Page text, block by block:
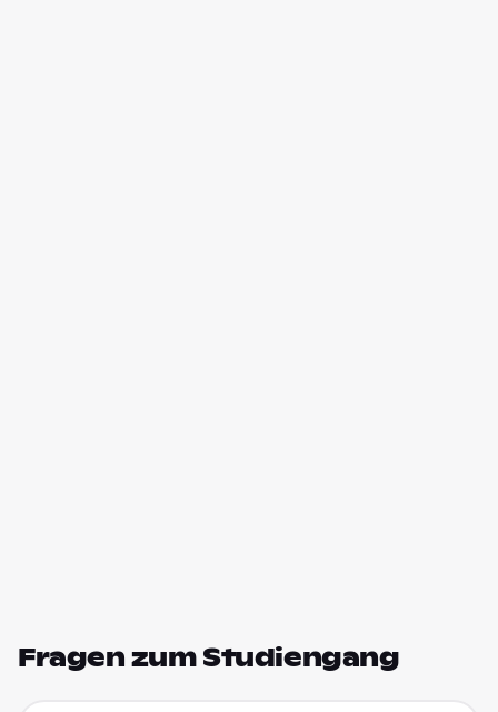
Fragen zum Studiengang